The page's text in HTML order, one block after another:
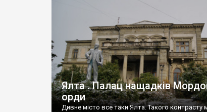
Ялта . Палац нащадків
орди
Дивне місто все таки Ялта. Такого контрасту